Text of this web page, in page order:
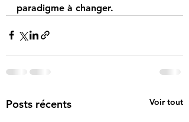
paradigme à changer.
Posts récents Voir tout